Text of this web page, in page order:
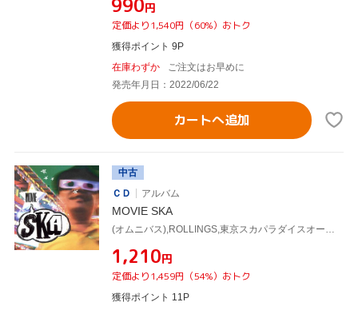
円
定価より1,540円（60%）おトク
獲得ポイント 9P
在庫わずか
ご注文はお早めに
発売年月日：2022/06/22
カートへ追加
中古
ＣＤ
アルバム
MOVIE SKA
¥1,210円
定価より1,459円（54%）おトク
獲得ポイント 11P